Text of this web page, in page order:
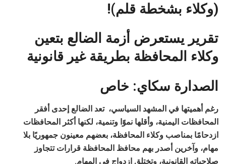
(وكلاء بشخطة قلم)!
تقرير يستعرض أزمة الضالع بتعين
وكلاء المحافظة بطريقة غير قانونية
الصدارة سكاي: خاص
رغم أهميتها في المشهد السياسي، تعد الضالع إحدى أفقر
المحافظات اليمنية، وأقلها نموًا وتنمية، لكنها أكثر المحافظات
ازدحامًا بمناصب وكلاء المحافظة، بعضهم معينون جمهوريًا بلا
مهام، وآخرين أصدر بهم محافظ المحافظة قرارات تتجاوز
صلاحياته القانونية، وتختلق ازدواج في المهام.